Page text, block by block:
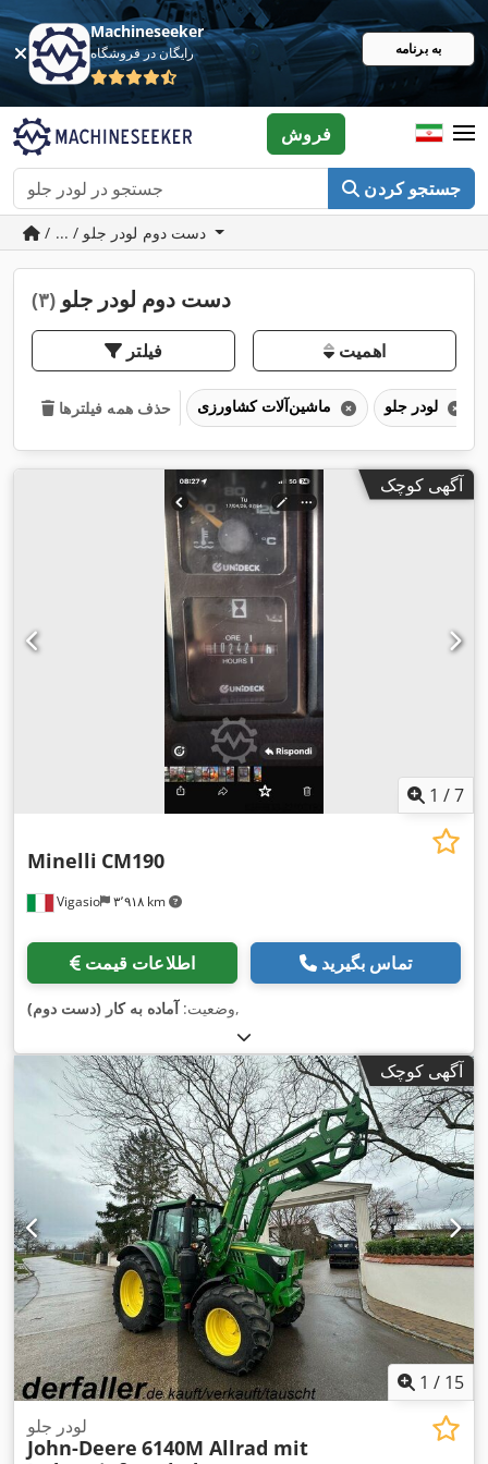
Machineseeker
رایگان در فروشگاه به برنامه
جستجو کردن
فروش
دست دوم لودر جلو (۳)
فیلتر اهمیت
حذف همه فیلترها
آگهی کوچک
1 /7
Vigasio ۳٬۹۱۸ km
Minelli CM190
اطلاعات قیمت تماس بگیرید
وضعیت:آماده به کار (دست دوم) ,
آگهی کوچک
1 / 15
لودر جلو
John-Deere 6140M Allrad mit